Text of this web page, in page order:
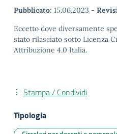
Pubblicato: 15.06.2023 -
Eccetto dove diversamente
stato rilasciato sotto Licenza
Attribuzione 4.0 Italia.
Stampa / Condividi
Tipologia